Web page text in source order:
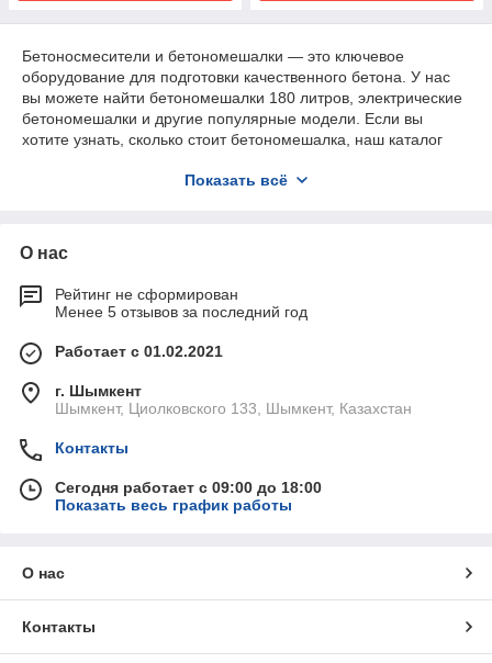
Бетоносмесители и бетономешалки — это ключевое
оборудование для подготовки качественного бетона. У нас
вы можете найти бетономешалки 180 литров, электрические
бетономешалки и другие популярные модели. Если вы
хотите узнать, сколько стоит бетономешалка, наш каталог
домашних мастеров. Мы предлагаем купить бетономешалку
электрические бетоносмесители и передвижные
бетоносмесители обеспечат надежную работу и долгий срок
службы на любой стройплощадке.
Показать всё
О нас
Рейтинг не сформирован
Менее 5 отзывов за последний год
Работает с 01.02.2021
г. Шымкент
Шымкент, Циолковского 133, Шымкент, Казахстан
Контакты
Сегодня работает с 09:00 до 18:00
Показать весь график работы
О нас
Контакты